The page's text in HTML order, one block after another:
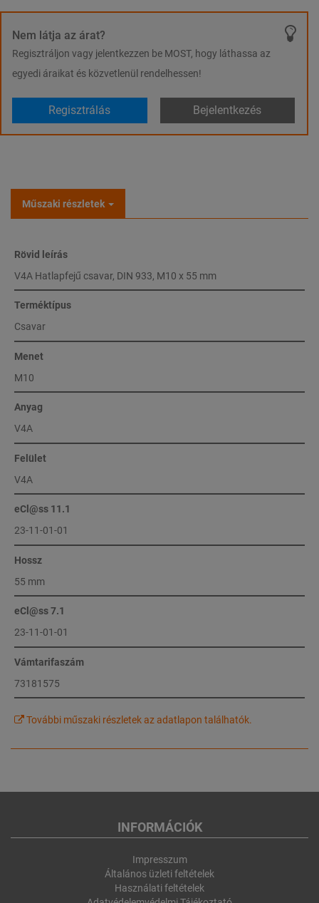
Nem látja az árat?
Regisztráljon vagy jelentkezzen be MOST, hogy láthassa az
egyedi áraikat és közvetlenül rendelhessen!
Regisztrálás Bejelentkezés
Műszaki részletek
Rövid leírás
V4A Hatlapfejű csavar, DIN 933, M10 x 55 mm
Terméktípus
Csavar
Menet
M10
Anyag
V4A
Felület
V4A
eCl@ss 11.1
23-11-01-01
Hossz
55 mm
eCl@ss 7.1
23-11-01-01
Vámtarifaszám
73181575
További műszaki részletek az adatlapon találhatók.
INFORMÁCIÓK
Impresszum
Általános üzleti feltételek
Használati feltételek